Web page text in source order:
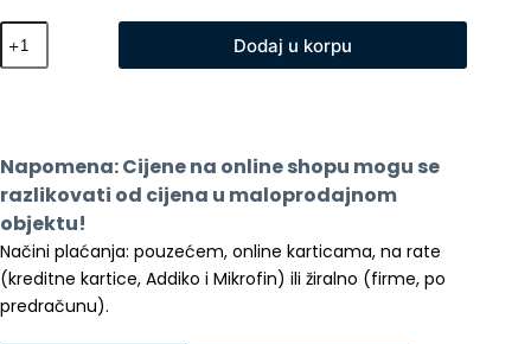
Xiaomi
filter
za
količina
Dodaj u korpu
Napomena: Cijene na online shopu mogu se
razlikovati od cijena u maloprodajnom
objektu!
Načini plaćanja: pouzećem, online karticama, na rate
(kreditne kartice, Addiko i Mikrofin) ili žiralno (firme, po
predračunu).